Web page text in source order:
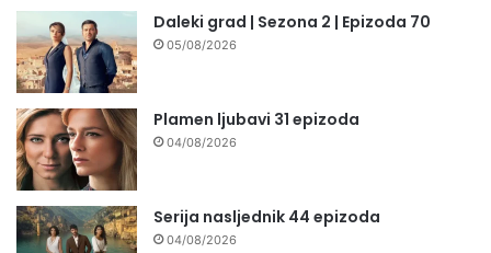
Daleki grad | Sezona 2 | Epizoda 70
05/08/2026
Plamen ljubavi 31 epizoda
04/08/2026
Serija nasljednik 44 epizoda
04/08/2026